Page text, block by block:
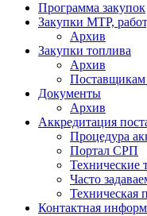
Программа закупок
Закупки МТР,
Архив
Закупки топлива
Архив
Поставщикам
Документы
Архив
Аккредитация
Процедура
Портал СРП
Технические
Часто
Техническая
Контактная